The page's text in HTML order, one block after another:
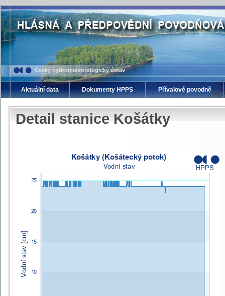
Český hydrometeorologický ústav
Aktuální data Dokumenty HPPS Přívalové povodně
Detail stanice Košátky